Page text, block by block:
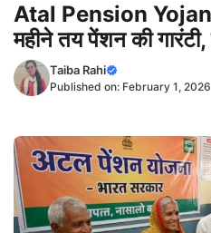
Atal Pension
महीने तय पेंशन की
Taiba Rahi
Published on: February 1, 2026